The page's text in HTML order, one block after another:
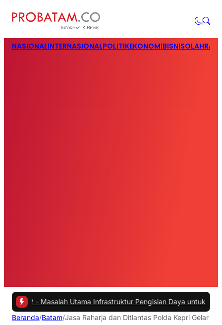
NASIONALINTERNASIONALPOLITIKEKONOMIBISNIS
Masalah Utama Infrastruktur Pengisian Daya untuk Mobil Listrik
Beranda/Batam/Jasa Raharja dan Ditlantas Polda Kepri Gelar